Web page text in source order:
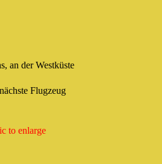
an der Westküste
Flugzeug
to enlarge